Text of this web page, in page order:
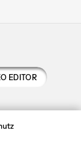
EDITOR